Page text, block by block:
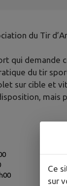
du Tir
qui demande
du tir
sur cible et
mais
Ce
sur